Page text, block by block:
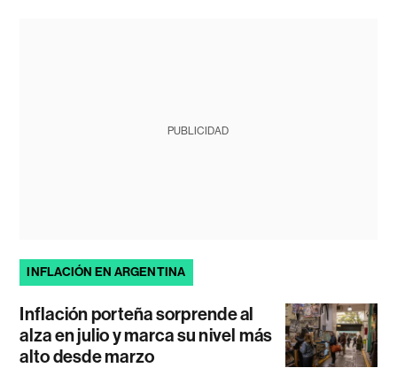
PUBLICIDAD
INFLACIÓN EN ARGENTINA
Inflación porteña sorprende al
alza en julio y marca su nivel más
alto desde marzo